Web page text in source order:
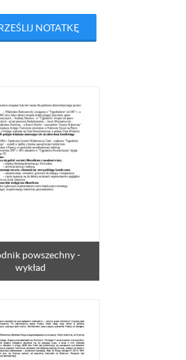
NOTATKĘ
powszechny -
wykład